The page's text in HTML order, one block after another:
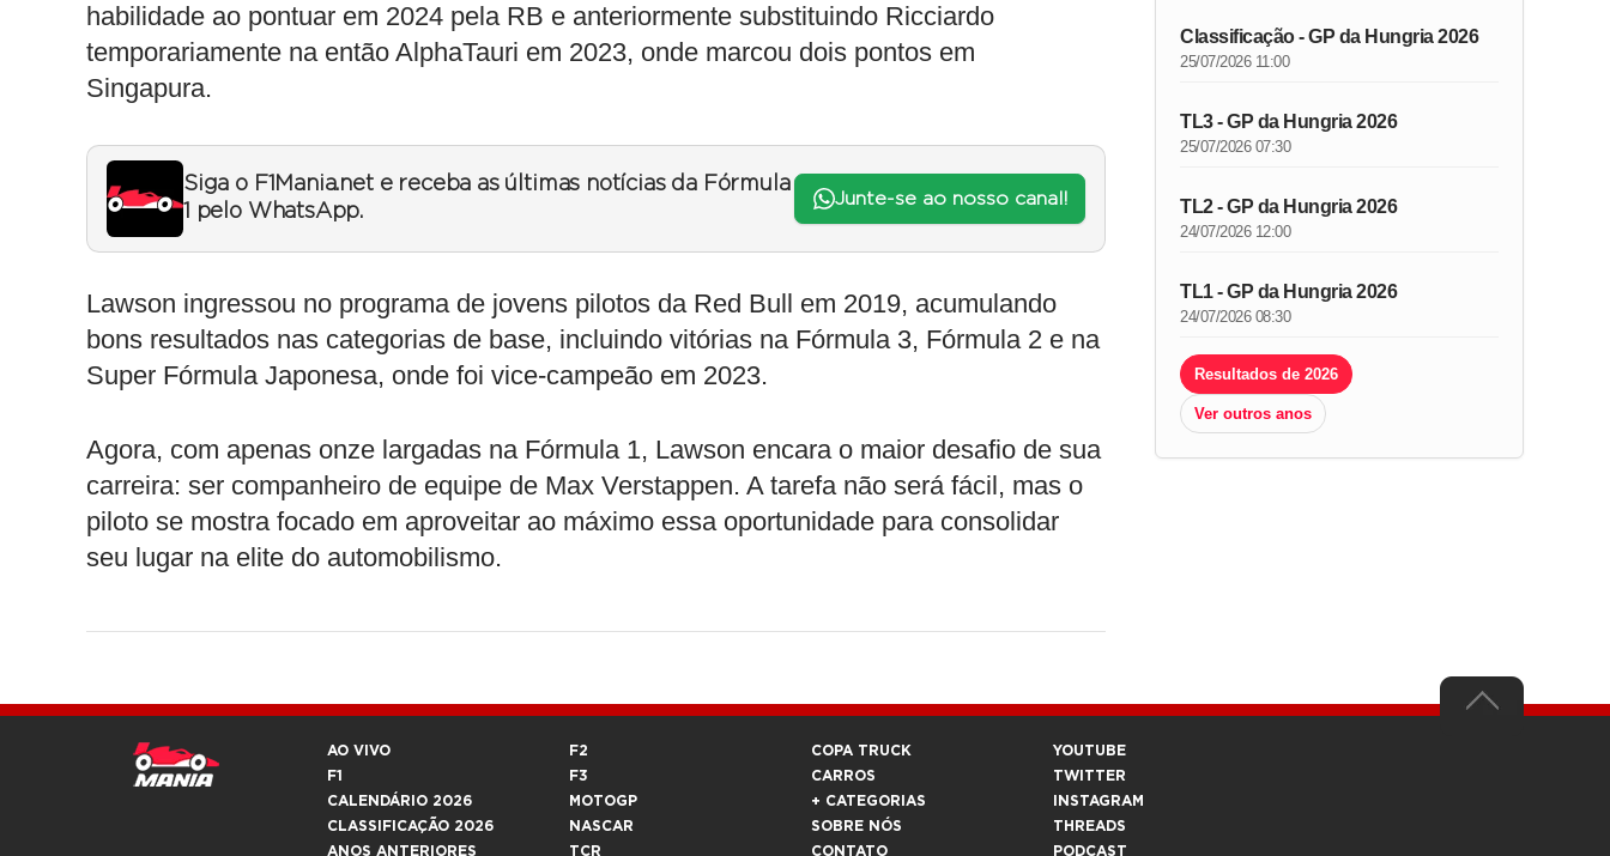
habilidade ao pontuar em 2024 pela RB e anteriormente substituindo Ricciardo
temporariamente na então AlphaTauri em 2023, onde marcou dois pontos em
Singapura.
Siga o F1Mania.net e receba as últimas notícias da Fórmula
1 pelo WhatsApp.
Junte-se ao nosso canal!
Lawson ingressou no programa de jovens pilotos da Red Bull em 2019, acumulando
bons resultados nas categorias de base, incluindo vitórias na Fórmula 3, Fórmula 2 e na
Super Fórmula Japonesa, onde foi vice-campeão em 2023.
Agora, com apenas onze largadas na Fórmula 1, Lawson encara o maior desafio de sua
carreira: ser companheiro de equipe de Max Verstappen. A tarefa não será fácil, mas o
piloto se mostra focado em aproveitar ao máximo essa oportunidade para consolidar
seu lugar na elite do automobilismo.
Classificação - GP da Hungria 2026
25/07/2026 11:00
TL3 - GP da Hungria 2026
25/07/2026 07:30
TL2 - GP da Hungria 2026
24/07/2026 12:00
TL1 - GP da Hungria 2026
24/07/2026 08:30
Resultados de 2026
Ver outros anos
AO VIVO
F1
CALENDÁRIO 2026
CLASSIFICAÇÃO 2026
ANOS ANTERIORES
F2
F3
MOTOGP
NASCAR
TCR
COPA TRUCK
CARROS
+ CATEGORIAS
SOBRE NÓS
CONTATO
YOUTUBE
TWITTER
INSTAGRAM
THREADS
PODCAST